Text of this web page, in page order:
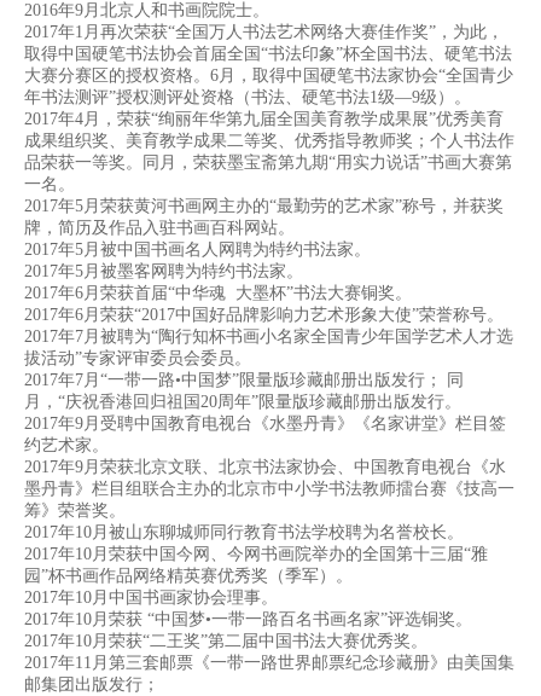
2016年9月北京人和书画院院士。
2017年1月再次荣获“全国万人书法艺术网络大赛佳作奖”，为此，
取得中国硬笔书法协会首届全国“书法印象”杯全国书法、硬笔书法
大赛分赛区的授权资格。6月，取得中国硬笔书法家协会“全国青少
年书法测评”授权测评处资格（书法、硬笔书法1级—9级）。
2017年4月，荣获“绚丽年华第九届全国美育教学成果展”优秀美育
成果组织奖、美育教学成果二等奖、优秀指导教师奖；个人书法作
品荣获一等奖。同月，荣获墨宝斋第九期“用实力说话”书画大赛第
一名。
2017年5月荣获黄河书画网主办的“最勤劳的艺术家”称号，并获奖
牌，简历及作品入驻书画百科网站。
2017年5月被中国书画名人网聘为特约书法家。
2017年5月被墨客网聘为特约书法家。
2017年6月荣获首届“中华魂 大墨杯”书法大赛铜奖。
2017年6月荣获“2017中国好品牌影响力艺术形象大使”荣誉称号。
2017年7月被聘为“陶行知杯书画小名家全国青少年国学艺术人才选
拔活动”专家评审委员会委员。
2017年7月“一带一路•中国梦”限量版珍藏邮册出版发行； 同
月，“庆祝香港回归祖国20周年”限量版珍藏邮册出版发行。
2017年9月受聘中国教育电视台《水墨丹青》《名家讲堂》栏目签
约艺术家。
2017年9月荣获北京文联、北京书法家协会、中国教育电视台《水
墨丹青》栏目组联合主办的北京市中小学书法教师擂台赛《技高一
筹》荣誉奖。
2017年10月被山东聊城师同行教育书法学校聘为名誉校长。
2017年10月荣获中国今网、今网书画院举办的全国第十三届“雅
园”杯书画作品网络精英赛优秀奖（季军）。
2017年10月中国书画家协会理事。
2017年10月荣获 “中国梦•一带一路百名书画名家”评选铜奖。
2017年10月荣获“二王奖”第二届中国书法大赛优秀奖。
2017年11月第三套邮票《一带一路世界邮票纪念珍藏册》由美国集
邮集团出版发行；